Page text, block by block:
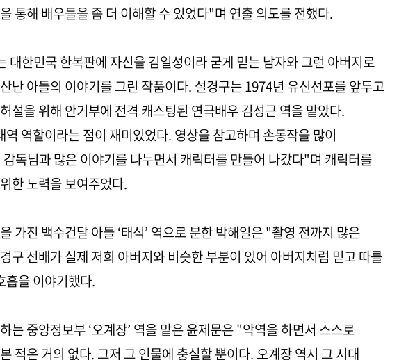
통해 배우들을 좀 더 이해할 수 있었다"며 연출 의도를 전했다.
대한민국 한복판에 자신을 김일성이라 굳게 믿는 남자와 그런 아버지로
난 아들의 이야기를 그린 작품이다. 설경구는 1974년 유신선포를 앞두고
설을 위해 안기부에 전격 캐스팅된 연극배우 김성근 역을 맡았다.
역할이라는 점이 재미있었다. 영상을 참고하며 손동작을 많이
독님과 많은 이야기를 나누면서 캐릭터를 만들어 나갔다"며 캐릭터를
한 노력을 보여주었다.
가진 백수건달 아들 ‘태식’ 역으로 분한 박해일은 "촬영 전까지 많은
구 선배가 실제 저희 아버지와 비슷한 부분이 있어 아버지처럼 믿고 따를
흡을 이야기했다.
는 중앙정보부 ‘오계장’ 역을 맡은 윤제문은 "악역을 하면서 스스로
적은 거의 없다. 그저 그 인물에 충실할 뿐이다. 오계장 역시 그 시대